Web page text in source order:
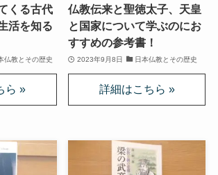
日本文学
な作家プーシキン・ゴーゴリ
ツルゲーネフ
くる古代
活を知る
仏教とその歴史
仏教伝来と聖徳太子、天皇
と国家について学ぶのにお
すすめの参考書！
2023年9月8日 日本仏教とその歴史